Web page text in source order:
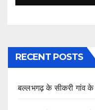
RECENT POSTS
बल्लभगढ़ के सीकरी गांव